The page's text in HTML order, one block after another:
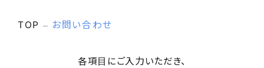
TOP お問い合わせ
各項目にご入力いただき、